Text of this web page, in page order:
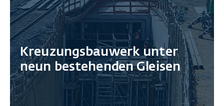
Kreuzungsbauwerk unter
neun bestehenden Gleisen